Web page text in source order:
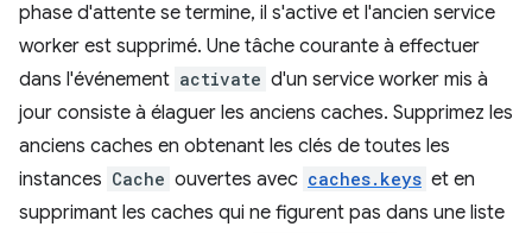
phase d'attente se termine, il s'active et l'ancien service
worker est supprimé. Une tâche courante à effectuer
dans l'événement activate d'un service worker mis à
jour consiste à élaguer les anciens caches. Supprimez les
anciens caches en obtenant les clés de toutes les
instances Cache ouvertes avec caches.keys et en
supprimant les caches qui ne figurent pas dans une liste